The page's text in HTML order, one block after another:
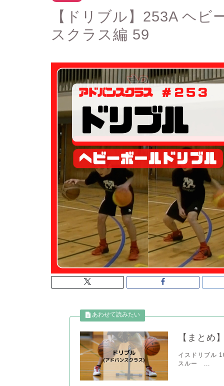
【ドリブル】253A ヘ
スクラス編 59
【まとめ
イスドリブル
スルー ...